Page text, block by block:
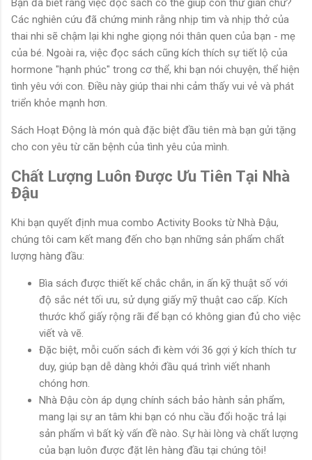
Các nghiên cứu đã chứng minh rằng nhịp tim và nhịp thở của
thai nhi sẽ chậm lại khi nghe giọng nói thân quen của bạn - mẹ
của bé. Ngoài ra, việc đọc sách cũng kích thích sự tiết lộ của
hormone "hạnh phúc" trong cơ thể, khi bạn nói chuyện, thể hiện
tình yêu với con. Điều này giúp thai nhi cảm thấy vui vẻ và phát
triển khỏe mạnh hơn.
Sách Hoạt Động là món quà đặc biệt đầu tiên mà bạn gửi tặng
cho con yêu từ căn bệnh của tình yêu của mình.
Chất Lượng Luôn Được Ưu Tiên Tại Nhà
Đậu
Khi bạn quyết định mua combo Activity Books từ Nhà Đậu,
chúng tôi cam kết mang đến cho bạn những sản phẩm chất
lượng hàng đầu:
Bìa sách được thiết kế chắc chắn, in ấn kỹ thuật số với
độ sắc nét tối ưu, sử dụng giấy mỹ thuật cao cấp. Kích
thước khổ giấy rộng rãi để bạn có không gian đủ cho việc
viết và vẽ.
Đặc biệt, mỗi cuốn sách đi kèm với 36 gợi ý kích thích tư
duy, giúp bạn dễ dàng khởi đầu quá trình viết nhanh
chóng hơn.
Nhà Đậu còn áp dụng chính sách bảo hành sản phẩm,
mang lại sự an tâm khi bạn có nhu cầu đổi hoặc trả lại
sản phẩm vì bất kỳ vấn đề nào. Sự hài lòng và chất lượng
của bạn luôn được đặt lên hàng đầu tại chúng tôi!